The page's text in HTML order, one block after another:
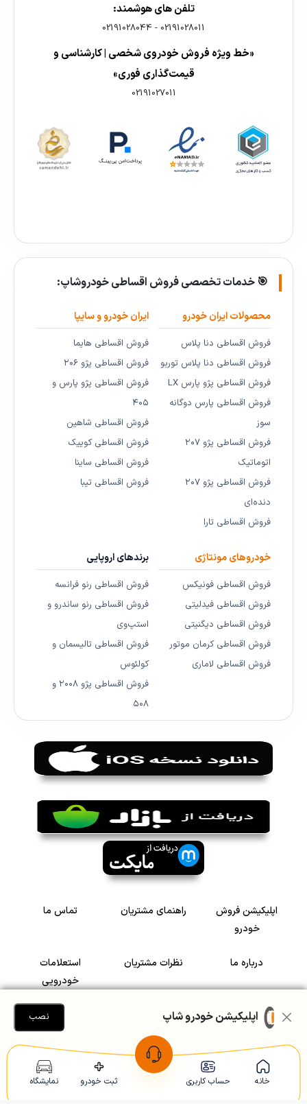
خانه حساب کاربری ثبت خودرو نمایشگاه
تلفن های هوشمند:
02191028011
-
02191028044
«خط ویژه فروش خودروی شخصی | کارشناسی و
قیمت‌گذاری فوری»
02191027011
🎯 خدمات تخصصی فروش اقساطی خودروشاپ:
محصولات ایران خودرو
فروش اقساطی دنا پلاس
فروش اقساطی دنا پلاس توربو
فروش اقساطی پژو پارس LX
فروش اقساطی پارس دوگانه
سوز
فروش اقساطی پژو ۲۰۷
اتوماتیک
فروش اقساطی پژو ۲۰۷
دنده‌ای
فروش اقساطی تارا
ایران خودرو و سایپا
فروش اقساطی هایما
فروش اقساطی پژو ۲۰۶
فروش اقساطی پژو پارس و
۴۰۵
فروش اقساطی شاهین
فروش اقساطی کوییک
فروش اقساطی ساینا
فروش اقساطی تیبا
خودروهای مونتاژی
فروش اقساطی فونیکس
فروش اقساطی فیدلیتی
فروش اقساطی دیگنیتی
فروش اقساطی کرمان موتور
فروش اقساطی لاماری
برندهای اروپایی
فروش اقساطی رنو فرانسه
فروش اقساطی رنو ساندرو و
استپ‌وی
فروش اقساطی تالیسمان و
کولئوس
فروش اقساطی پژو ۲۰۰۸ و
۵۰۸
اپلیکیشن فروش
خودرو
راهنمای مشتریان تماس ما
درباره ما نظرات مشتریان
استعلامات
خودرویی
سرمایه گذاری در
رضایت مشتریان
Copyright © 2005-2026 Khodroshop.ir
اپلیکیشن خودرو شاپ نصب